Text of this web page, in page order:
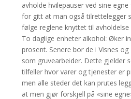
avholde hvilepauser ved sine
for gitt at man også tilrettelegger
følge reglene knyttet til
To daglige enheter alkohol: Øker
prosent. Senere bor de i Visnes
som gruvearbeider. Dette gjelder
tilfeller hvor varer og tjenester er
men alle steder det kan prutes
at men gjør forskjell på «sine